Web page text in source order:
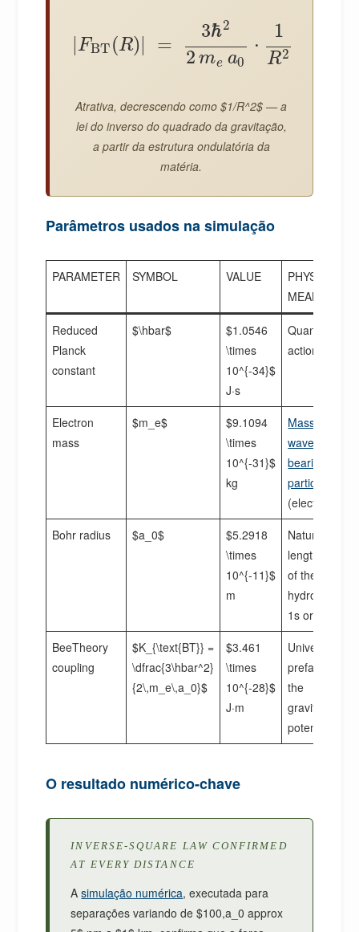
|FBT (R)| =
3ℏ2
2 me a0
⋅
1
R2
Atrativa, decrescendo como $1/R^2$ — a
lei do inverso do quadrado da gravitação,
a partir da estrutura ondulatória da
matéria.
Parâmetros usados na simulação
PARAMETER SYMBOL VALUE
PHYSICAL
MEANING
Reduced
Planck
constant
$\hbar$
$1.0546
\times
10^{-34}$
J·s
Quantum
action scale
Electron
mass
$m_e$
$9.1094
\times
10^{-31}$
kg
Mass of the
wave-
bearing
particle
(electron)
Bohr radius
$a_0$
$5.2918
\times
10^{-11}$
m
Natural
length scale
of the
hydrogen
1s orbital
BeeTheory
coupling
$K_{\text{BT}} =
\dfrac{3\hbar^2}
{2\,m_e\,a_0}$
$3.461
\times
10^{-28}$
J·m
Universal
prefactor of
the
gravitational
potential
O resultado numérico-chave
INVERSE-SQUARE LAW CONFIRMED
AT EVERY DISTANCE
Asimulação numérica, executada para
separações variando de $100,a_0 approx